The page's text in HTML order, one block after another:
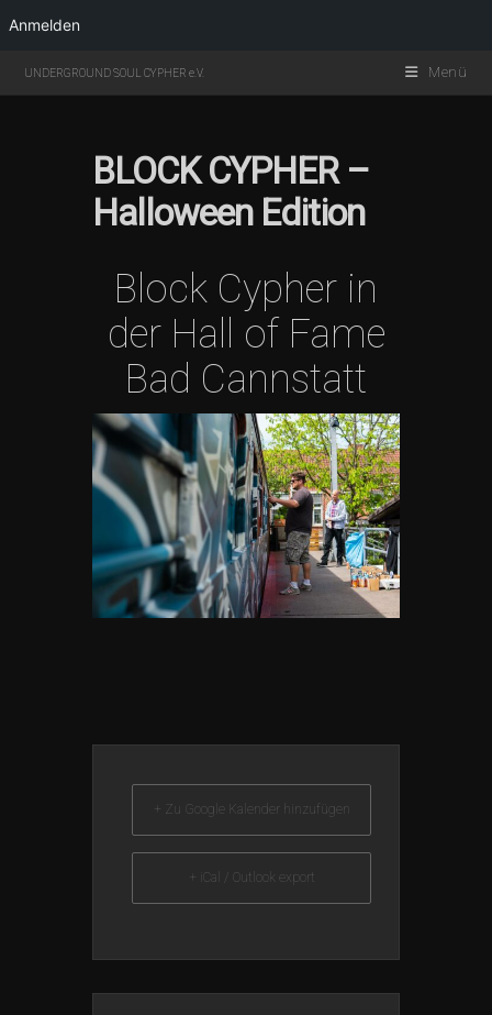
Anmelden
UNDERGROUND SOUL CYPHER e.V. Menü
BLOCK CYPHER –
Halloween Edition
Block Cypher in
der Hall of Fame
Bad Cannstatt
+ Zu Google Kalender hinzufügen
+ iCal / Outlook export